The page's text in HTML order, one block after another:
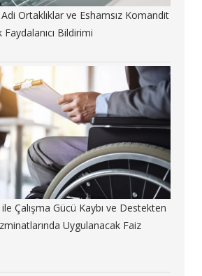
Ortaklıklar ve Eshamsız Komandit
Bildirimi
ile Çalışma Gücü Kaybı ve Destekten
Uygulanacak Faiz